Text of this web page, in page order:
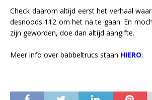
Check daarom altijd eerst het verhaal
desnoods 112 om het na te gaan. En
zijn geworden, doe dan altijd aangifte.
Meer info over babbeltrucs staan HIERO.